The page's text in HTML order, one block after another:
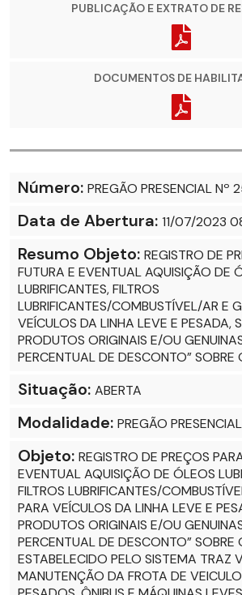
PUBLICAÇÃO E EXTRATO DE
DOCUMENTOS DE
Número: PREGÃO PRESENCIAL Nº
Data de Abertura: 11/07/2023
Resumo Objeto: REGISTRO DE
FUTURA E EVENTUAL AQUISIÇÃO DE
LUBRIFICANTES, FILTROS
LUBRIFICANTES/COMBUSTÍVEL/AR E
VEÍCULOS DA LINHA LEVE E PESADA,
PRODUTOS ORIGINAIS E/OU
PERCENTUAL DE DESCONTO” SOBRE
Situação: ABERTA
Modalidade: PREGÃO PRESENCIAL
Objeto: REGISTRO DE PREÇOS
EVENTUAL AQUISIÇÃO DE ÓLEOS
FILTROS LUBRIFICANTES/
PARA VEÍCULOS DA LINHA LEVE E
PRODUTOS ORIGINAIS E/OU
PERCENTUAL DE DESCONTO” SOBRE
ESTABELECIDO PELO SISTEMA TRAZ
MANUTENÇÃO DA FROTA DE